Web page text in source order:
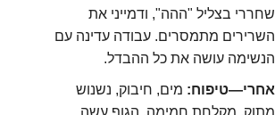
שחררי בצליל "ההה", ודמייני את
השרירים מתמסרים. עבודה עדינה עם
הנשימה עושה את כל ההבדל.
אחרי—טיפוח: מים, חיבוק, נשנוש
מתוק, מקלחת חמימה. הגוף עשה